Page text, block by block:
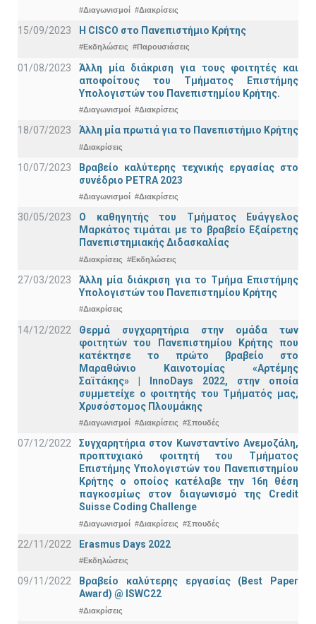
#Διαγωνισμοί #Διακρίσεις
15/09/2023 Η CISCO στο Πανεπιστήμιο Κρήτης
#Εκδηλώσεις #Παρουσιάσεις
01/08/2023
Άλλη μία διάκριση για τους φοιτητές και
αποφοίτους του Τμήματος Επιστήμης
Υπολογιστών του Πανεπιστημίου Κρήτης.
#Διαγωνισμοί #Διακρίσεις
18/07/2023 Άλλη μία πρωτιά για το Πανεπιστήμιο Κρήτης
#Διακρίσεις
10/07/2023
Βραβείο καλύτερης τεχνικής εργασίας στο
συνέδριο PETRA 2023
#Διαγωνισμοί #Διακρίσεις
30/05/2023
Ο καθηγητής του Τμήματος Ευάγγελος
Μαρκάτος τιμάται με το βραβείο Εξαίρετης
Πανεπιστημιακής Διδασκαλίας
#Διακρίσεις #Εκδηλώσεις
27/03/2023
Άλλη μία διάκριση για το Τμήμα Επιστήμης
Υπολογιστών του Πανεπιστημίου Κρήτης
#Διακρίσεις
14/12/2022
Θερμά συγχαρητήρια στην ομάδα των
φοιτητών του Πανεπιστημίου Κρήτης που
κατέκτησε το πρώτο βραβείο στο
Μαραθώνιο Καινοτομίας «Αρτέμης
Σαϊτάκης» | InnoDays 2022, στην οποία
συμμετείχε ο φοιτητής του Τμήματός μας,
Χρυσόστομος Πλουμάκης
#Διαγωνισμοί #Διακρίσεις #Σπουδές
07/12/2022
Συγχαρητήρια στον Κωνσταντίνο Ανεμοζάλη,
προπτυχιακό φοιτητή του Τμήματος
Επιστήμης Υπολογιστών του Πανεπιστημίου
Κρήτης ο οποίος κατέλαβε την 16η θέση
παγκοσμίως στον διαγωνισμό της Credit
Suisse Coding Challenge
#Διαγωνισμοί #Διακρίσεις #Σπουδές
22/11/2022 Erasmus Days 2022
#Εκδηλώσεις
09/11/2022
Βραβείο καλύτερης εργασίας (Best Paper
Award) @ ISWC22
#Διακρίσεις